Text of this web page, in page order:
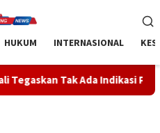
HUKUM INTERNASIONAL
Penyalahgunaan Barang Sitaan